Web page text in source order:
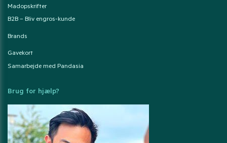
Madopskrifter
B2B – Bliv engros-kunde
Brands
Gavekort
Samarbejde med Pandasia
Brug for hjælp?